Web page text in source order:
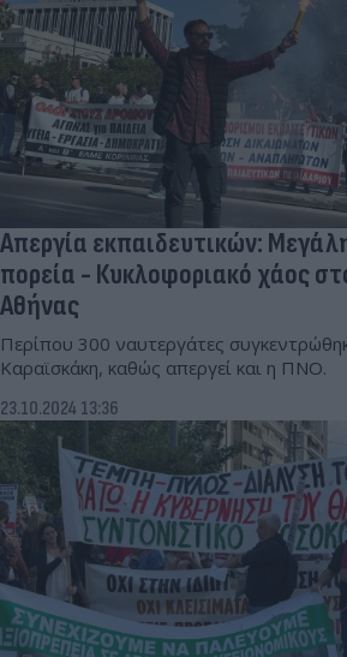
ΣτοInstagram
Απεργία εκπαιδευτικών:
πορεία - Κυκλοφοριακό χάος
Αθήνας
Περίπου 300 ναυτεργάτες
Καραϊσκάκη, καθώς απεργεί και η ΠΝΟ.
23.10.2024 13:36